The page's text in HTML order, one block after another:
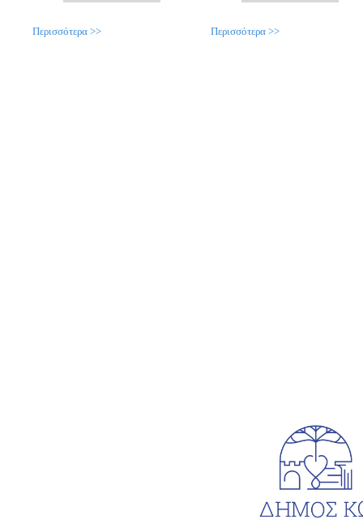
Περισσότερα >> Περισσότερα >>